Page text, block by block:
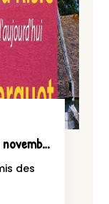
Eglise de Barquet dimanche 3 novembre 2019
des